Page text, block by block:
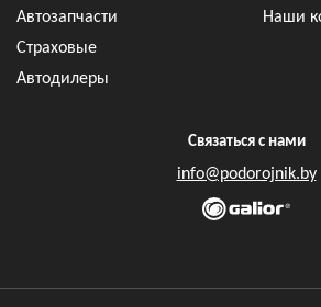
Автозапчасти
Страховые
Автодилеры
Наши
Связаться с нами
info@podorojnik.by